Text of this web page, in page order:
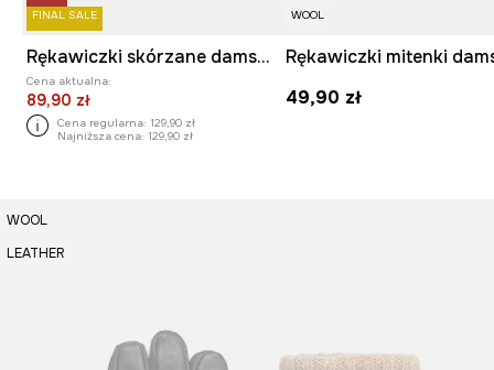
FINAL SALE
Rękawiczki skórzane damskie z aplikacją kolor czarny
Cena aktualna:
89,90 zł
Cena regularna: 129,90 zł
Najniższa cena: 129,90 zł
WOOL
49,90 zł
WOOL
LEATHER